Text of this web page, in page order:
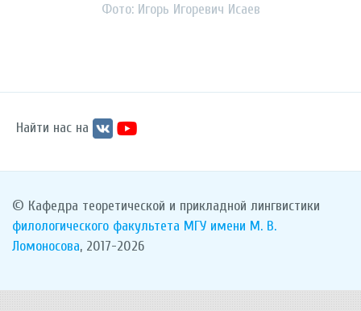
Фото: Игорь Игоревич Исаев
Найти нас на
© Кафедра теоретической и прикладной лингвистики
филологического факультета МГУ имени М. В.
Ломоносова, 2017-2026